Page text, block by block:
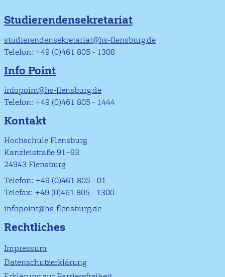
Studierendensekretariat
studierendensekretariat@hs-flensburg.de
Telefon: +49 (0)461 805 - 1308
Info Point
infopoint@hs-flensburg.de
Telefon: +49 (0)461 805 - 1444
Kontakt
Hochschule Flensburg
Kanzleistraße 91–93
24943 Flensburg
Telefon: +49 (0)461 805 - 01
Telefax: +49 (0)461 805 - 1300
infopoint@hs-flensburg.de
Rechtliches
Impressum
Datenschutzerklärung